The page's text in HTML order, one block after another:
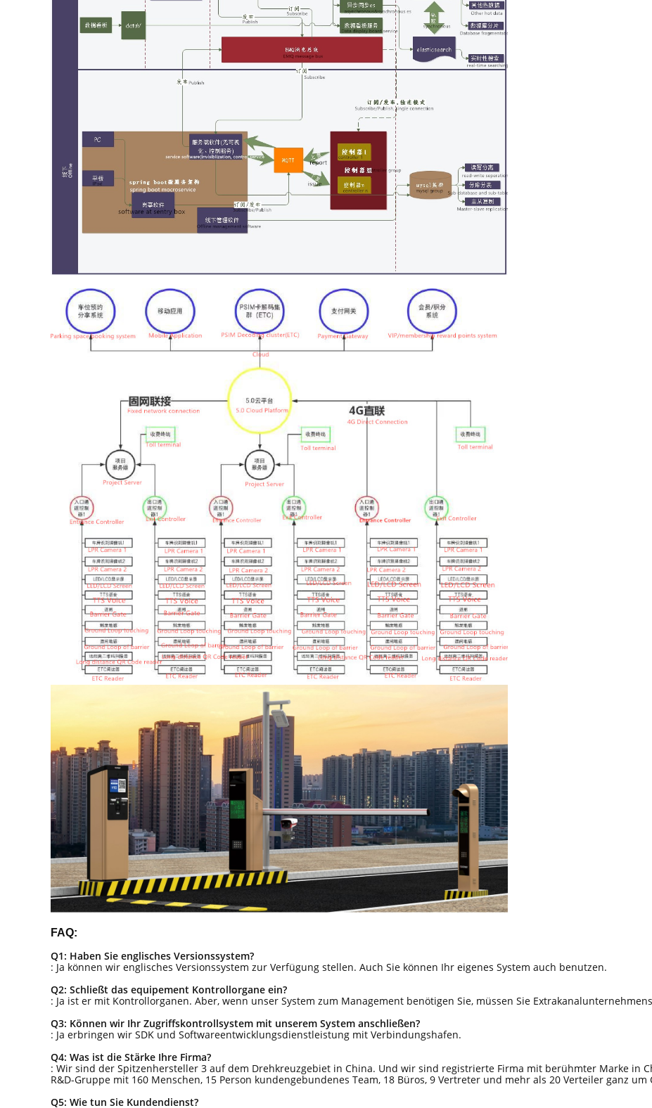
FAQ:
Q1: Haben Sie englisches Versionssystem?
: Ja können wir englisches Versionssystem zur Verfügung stellen. Auch Sie können Ihr eigenes System auch benutzen.
Q2: Schließt das equipement Kontrollorgane ein?
: Ja ist er mit Kontrollorganen. Aber, wenn unser System zum Management benötigen Sie, müssen Sie
Q3: Können wir Ihr Zugriffskontrollsystem mit unserem System anschließen?
: Ja erbringen wir SDK und Softwareentwicklungsdienstleistung mit Verbindungshafen.
Q4: Was ist die Stärke Ihre Firma?
: Wir sind der Spitzenhersteller 3 auf dem Drehkreuzgebiet in China. Und wir sind registrierte Firma mit berühmter Marke in
R&D-Gruppe mit 160 Menschen, 15 Person kundengebundenes Team, 18 Büros, 9 Vertreter und mehr als 20 Verteiler ganz um
Q5: Wie tun Sie Kundendienst?